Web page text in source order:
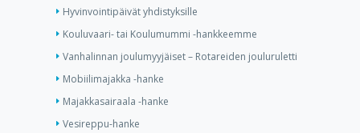
Hyvinvointipäivät yhdistyksille
Kouluvaari- tai Koulumummi -hankkeemme
Vanhalinnan joulumyyjäiset – Rotareiden jouluruletti
Mobiilimajakka -hanke
Majakkasairaala -hanke
Vesireppu-hanke